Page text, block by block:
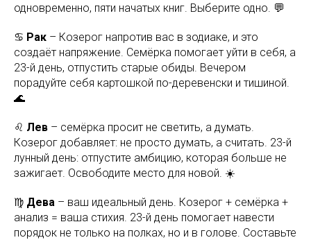
одновременно, пяти начатых книг. Выберите одно. 💬
♋ Рак – Козерог напротив вас в зодиаке, и это
создаёт напряжение. Семёрка помогает уйти в себя, а
23-й день, отпустить старые обиды. Вечером
порадуйте себя картошкой по-деревенски и тишиной.
🌊
♌ Лев – семёрка просит не светить, а думать.
Козерог добавляет: не просто думать, а считать. 23-й
лунный день: отпустите амбицию, которая больше не
зажигает. Освободите место для новой. ☀️
♍ Дева – ваш идеальный день. Козерог + семёрка +
анализ = ваша стихия. 23-й день помогает навести
порядок не только на полках, но и в голове. Составьте